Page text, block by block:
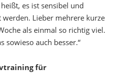
es ist sensibel und
Lieber mehrere kurze
als einmal so richtig viel.
sowieso auch besser.“
für